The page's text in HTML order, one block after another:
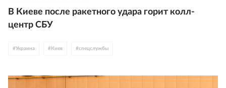
В Киеве после ракетного удара горит колл-
центр СБУ
#Украина # Киев #спецслужбы